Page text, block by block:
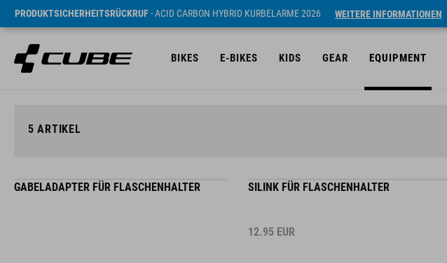
PRODUKTSICHERHEITSRÜCKRUF- ACID CARBON HYBRID KURBELARME 2026 WEITERE INFORMATIONEN
BIKES E-BIKES KIDS GEAR EQUIPMENT
5 ARTIKEL
GABELADAPTER FÜR FLASCHENHALTER SILINK FÜR FLASCHENHALTER
12.95 EUR